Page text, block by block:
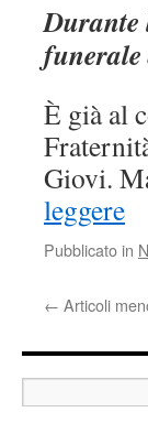
Durante
È già al
Giovi.
leggere
Pubblicato in
← Articoli